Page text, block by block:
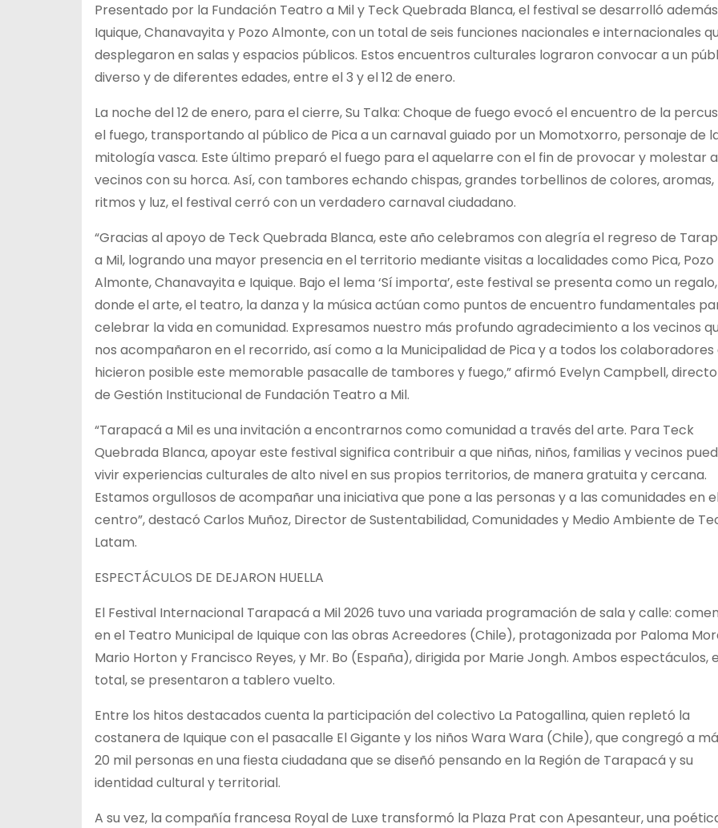
Presentado por la Fundación Teatro a Mil y Teck Quebrada Blanca, el festival se desarrolló
Iquique, Chanavayita y Pozo Almonte, con un total de seis funciones nacionales e internacionales
desplegaron en salas y espacios públicos. Estos encuentros culturales lograron convocar a un
diverso y de diferentes edades, entre el 3 y el 12 de enero.
La noche del 12 de enero, para el cierre, Su Talka: Choque de fuego evocó el encuentro de la
el fuego, transportando al público de Pica a un carnaval guiado por un Momotxorro, personaje de
mitología vasca. Este último preparó el fuego para el aquelarre con el fin de provocar y molestar
vecinos con su horca. Así, con tambores echando chispas, grandes torbellinos de colores, aromas,
ritmos y luz, el festival cerró con un verdadero carnaval ciudadano.
“Gracias al apoyo de Teck Quebrada Blanca, este año celebramos con alegría el regreso de
a Mil, logrando una mayor presencia en el territorio mediante visitas a localidades como Pica, Pozo
Almonte, Chanavayita e Iquique. Bajo el lema ‘Sí importa’, este festival se presenta como un regalo,
donde el arte, el teatro, la danza y la música actúan como puntos de encuentro fundamentales
celebrar la vida en comunidad. Expresamos nuestro más profundo agradecimiento a los vecinos
nos acompañaron en el recorrido, así como a la Municipalidad de Pica y a todos los colaboradores
hicieron posible este memorable pasacalle de tambores y fuego,” afirmó Evelyn Campbell,
de Gestión Institucional de Fundación Teatro a Mil.
“Tarapacá a Mil es una invitación a encontrarnos como comunidad a través del arte. Para Teck
Quebrada Blanca, apoyar este festival significa contribuir a que niñas, niños, familias y vecinos
vivir experiencias culturales de alto nivel en sus propios territorios, de manera gratuita y cercana.
Estamos orgullosos de acompañar una iniciativa que pone a las personas y a las comunidades en
centro”, destacó Carlos Muñoz, Director de Sustentabilidad, Comunidades y Medio Ambiente de
Latam.
ESPECTÁCULOS DE DEJARON HUELLA
El Festival Internacional Tarapacá a Mil 2026 tuvo una variada programación de sala y calle:
en el Teatro Municipal de Iquique con las obras Acreedores (Chile), protagonizada por Paloma
Mario Horton y Francisco Reyes, y Mr. Bo (España), dirigida por Marie Jongh. Ambos espectáculos,
total, se presentaron a tablero vuelto.
Entre los hitos destacados cuenta la participación del colectivo La Patogallina, quien repletó la
costanera de Iquique con el pasacalle El Gigante y los niños Wara Wara (Chile), que congregó a
20 mil personas en una fiesta ciudadana que se diseñó pensando en la Región de Tarapacá y su
identidad cultural y territorial.
A su vez, la compañía francesa Royal de Luxe transformó la Plaza Prat con Apesanteur, una